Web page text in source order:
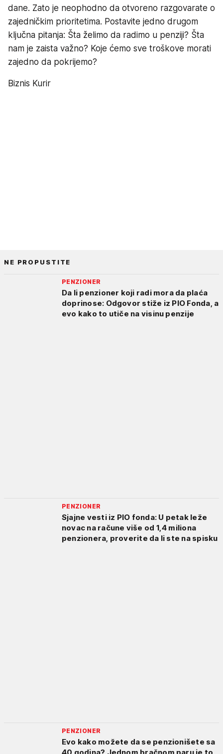
dane. Zato je neophodno da otvoreno razgovarate o
zajedničkim prioritetima. Postavite jedno drugom
ključna pitanja: Šta želimo da radimo u penziji? Šta
nam je zaista važno? Koje ćemo sve troškove morati
zajedno da pokrijemo?
Biznis Kurir
NE PROPUSTITE
PENZIONER
Da li penzioner koji radi mora da plaća
doprinose: Odgovor stiže iz PIO Fonda, a
evo kako to utiče na visinu penzije
PENZIONER
Sjajne vesti iz PIO fonda: U petak leže
novac na račune više od 1,4 miliona
penzionera, proverite da li ste na spisku
PENZIONER
Evo kako možete da se penzionišete sa
40 godina? Jednom bračnom paru je to